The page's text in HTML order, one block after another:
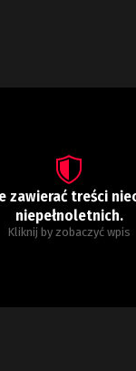
zawierać treści
niepełnoletnich.
Kliknij by zobaczyć wpis